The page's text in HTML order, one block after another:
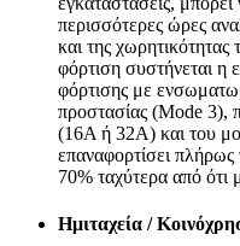
περισσότερες ώρες
και της
φόρτιση συστήνεται η
φόρτισης με
προστασίας (Μode 3),
(16Α ή 32Α) και του
επαναφορτίσει
70% ταχύτερα από ότι
Ημιταχεία /